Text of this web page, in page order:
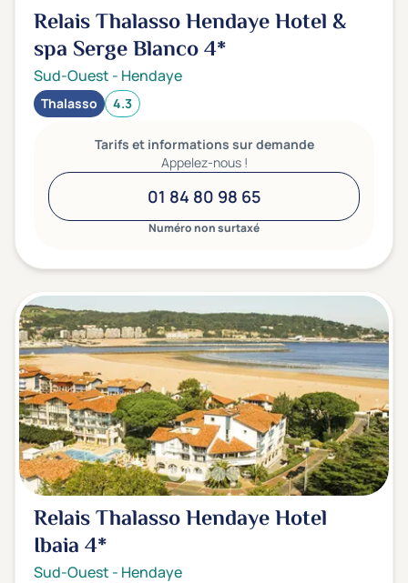
Relais Thalasso Hendaye Hotel &
spa Serge Blanco4*
Sud-Ouest - Hendaye
Thalasso 4.3
Tarifs et informations sur demande
Appelez-nous !
01 84 80 98 65
Numéro non surtaxé
Relais Thalasso Hendaye Hotel
Ibaia4*
Sud-Ouest - Hendaye